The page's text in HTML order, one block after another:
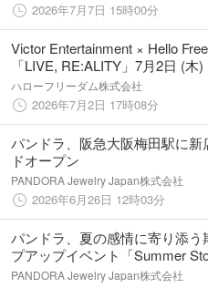
2026年7月7日 15時00分
Victor Entertainment × Hello
「LIVE, RE:ALITY」7月2日 (木)
Anime Expo 2026に出展
ハローフリーダム株式会社
2026年7月2日 17時08分
パンドラ、阪急大阪梅田駅に新
ドオープン
PANDORA Jewelry Japan株式会社
2026年6月26日 12時03分
パンドラ、夏の感情に寄り添う
プアップイベント「Summer
PANDORA」を原宿で開催
PANDORA Jewelry Japan株式会社